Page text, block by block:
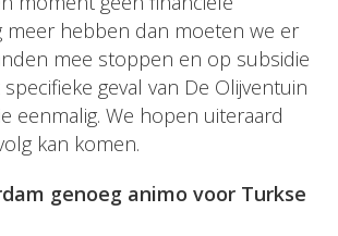
meer hebben dan moeten we er
mee stoppen en op subsidie
geval van De Olijventuin
eenmalig. We hopen uiteraard
kan komen.
genoeg animo voor Turkse